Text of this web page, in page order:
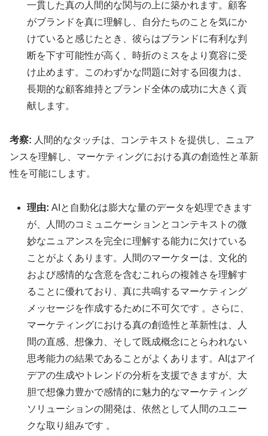
一貫した真の人間的な関与の上に築かれます。顧客
がブランドを真に理解し、自分たちのことを気にか
けていると感じたとき、彼らはブランドに有利な判
断を下す可能性が高く、時折のミスをより寛容に受
け止めます。このわずかな問題に対する回復力は、
長期的な顧客維持とブランド全体の成功に大きく貢
献します。
考察: 人間的なタッチは、コンテキストを提供し、ニュア
ンスを理解し、マーケティングにおける真の創造性と革新
性を可能にします。
理由: AIと自動化は膨大な量のデータを処理できます
が、人間のコミュニケーションとコンテキストの微
妙なニュアンスを完全に理解する能力に欠けている
ことがよくあります。人間のマーケターは、文化的
および感情的な含意を含むこれらの複雑さを理解す
ることに優れており、真に共鳴するマーケティング
メッセージを作成するために不可欠です 。さらに、
マーケティングにおける真の創造性と革新性は、人
間の直感、想像力、そして既成概念にとらわれない
思考能力の結果であることがよくあります。AIはアイ
デアの生成やトレンドの分析を支援できますが、大
胆で想像力豊かで感情的に魅力的なマーケティング
ソリューションの開発は、依然として人間のユニー
クな取り組みです 。